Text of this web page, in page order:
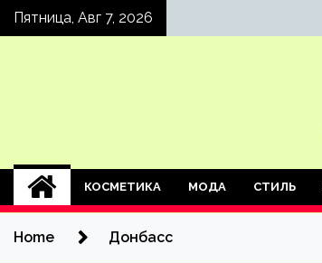
SkipПятница, Авг 7, 2026
КОСМЕТИКА МОДА СТИЛЬ
Home Донбасс